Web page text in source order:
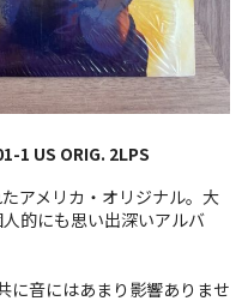
1 US ORIG. 2LPS
アメリカ・オリジナル。大
的にも思い出深いアルバ
に音にはあまり影響ありませ